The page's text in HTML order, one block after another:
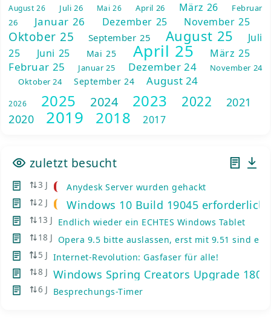
August 26 Juli 26 Mai 26 April 26 März 26
Februar
26
Januar 26 Dezember 25 November 25
Oktober 25 September 25 August 25
Juli
25
Juni 25 Mai 25 April 25 März 25
Februar 25 Januar 25 Dezember 24
November 24
Oktober 24
September 24 August 24
2026 2025 2024 2023 2022
2021
2020
2019 2018 2017
zuletzt besucht
3 J Anydesk Server wurden gehackt
2 J Windows 10 Build 19045 erforderlich
13 J Endlich wieder ein ECHTES Windows Tablet
18 J Opera 9.5 bitte auslassen, erst mit 9.51 sind ein
5 J Internet-Revolution: Gasfaser für alle!
8 J Windows Spring Creators Upgrade 1803
6 J Besprechungs-Timer